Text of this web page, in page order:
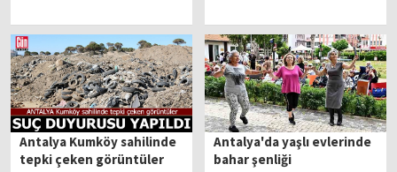
Antalya Kumköy sahilinde
tepki çeken görüntüler
Antalya'da yaşlı evlerinde
bahar şenliği